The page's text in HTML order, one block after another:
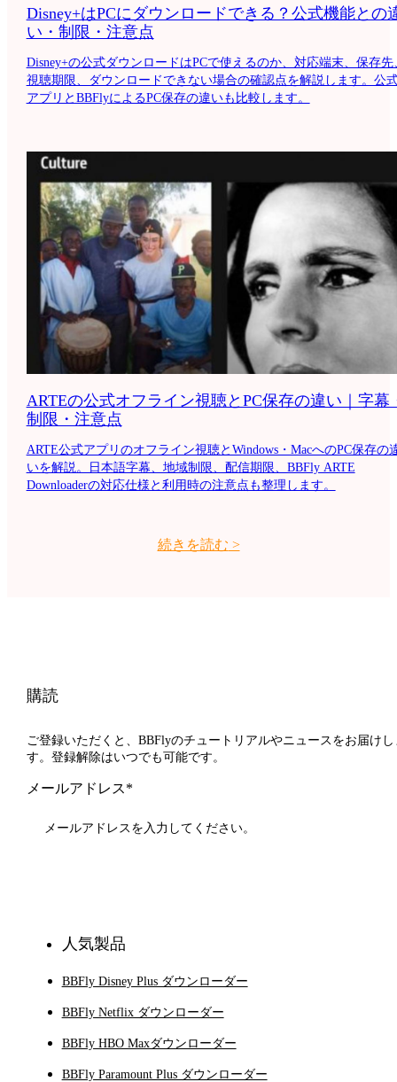
Disney+はPCにダウンロードできる？公式機能との
い・制限・注意点
Disney+の公式ダウンロードはPCで使えるのか、対応端末、保存先
視聴期限、ダウンロードできない場合の確認点を解説します。公
アプリとBBFlyによるPC保存の違いも比較します。
ARTEの公式オフライン視聴とPC保存の違い｜字幕
制限・注意点
ARTE公式アプリのオフライン視聴とWindows・MacへのPC保存の
いを解説。日本語字幕、地域制限、配信期限、BBFly ARTE
Downloaderの対応仕様と利用時の注意点も整理します。
続きを読む >
購読
ご登録いただくと、BBFlyのチュートリアルやニュースをお届けし
す。登録解除はいつでも可能です。
メールアドレス*
人気製品
BBFly Disney Plus ダウンローダー
BBFly Netflix ダウンローダー
BBFly HBO Maxダウンローダー
BBFly Paramount Plus ダウンローダー